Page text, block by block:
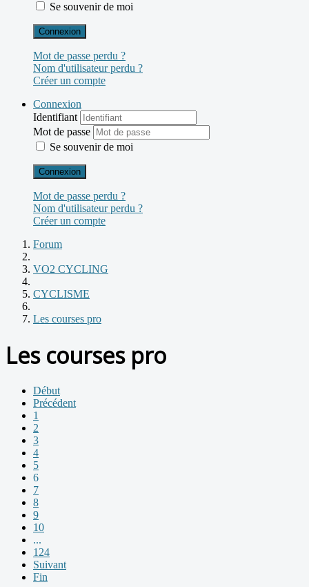
Se souvenir de moi
Connexion
Mot de passe perdu ?
Nom d'utilisateur perdu ?
Créer un compte
Connexion
Identifiant
Mot de passe
Se souvenir de moi
Connexion
Mot de passe perdu ?
Nom d'utilisateur perdu ?
Créer un compte
Forum
VO2 CYCLING
CYCLISME
Les courses pro
Les courses pro
Début
Précédent
1
2
3
4
5
6
7
8
9
10
...
124
Suivant
Fin